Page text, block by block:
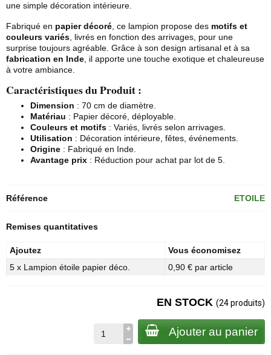
une simple décoration intérieure.
Fabriqué en papier décoré , ce lampion propose des motifs et
couleurs variés , livrés en fonction des arrivages, pour une
surprise toujours agréable. Grâce à son design artisanal et à sa
fabrication en Inde , il apporte une touche exotique et chaleureuse
à votre ambiance.
Caractéristiques du Produit :
Dimension : 70 cm de diamètre.
Matériau : Papier décoré, déployable.
Couleurs et motifs : Variés, livrés selon arrivages.
Utilisation : Décoration intérieure, fêtes, événements.
Origine : Fabriqué en Inde.
Avantage prix : Réduction pour achat par lot de 5.
Référence ETOILE
Remises quantitatives
Ajoutez
Vous économisez
5 x Lampion étoile papier déco.
0,90 € par article
EN STOCK (24 produits)
Ajouter au panier